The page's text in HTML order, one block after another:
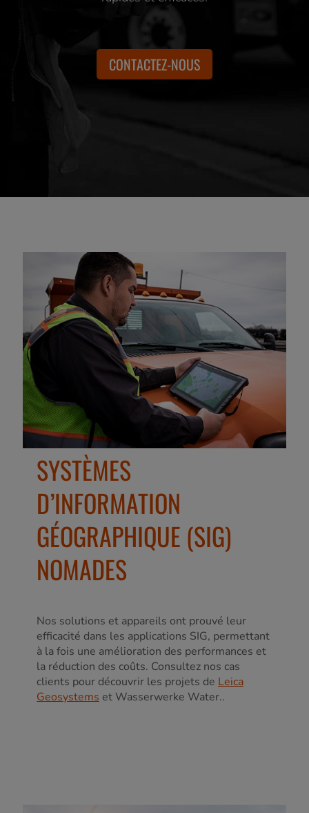
CONTACTEZ-NOUS
SYSTÈMES
D’INFORMATION
GÉOGRAPHIQUE (SIG)
NOMADES
Nos solutions et appareils ont prouvé leur
efficacité dans les applications SIG, permettant
à la fois une amélioration des performances et
la réduction des coûts. Consultez nos cas
clients pour découvrir les projets de Leica
Geosystems et Wasserwerke Water..